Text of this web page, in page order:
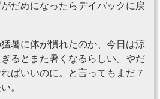
だめになったらデイパックに戻
暑に体が慣れたのか、今日は涼
るとまた暑くなるらしい。やだ
ばいいのに。と言ってもまだ７
。